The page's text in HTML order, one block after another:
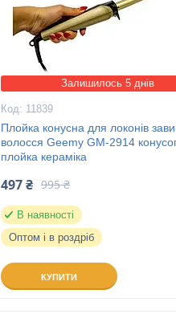
Залишилось 5 днів
11839
Плойка конусна для локонів
волосся Geemy GM-2914
плойка кераміка
497 ₴ 995 ₴
В наявності
Оптом і в роздріб
КУПИТИ